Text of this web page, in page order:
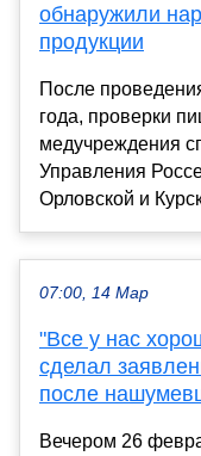
обнаружили
продукции
После
года, проверки
медучреждения
Управления
Орловской и
07:00, 14 Мар
"Все у нас
сделал
после
Вечером 26